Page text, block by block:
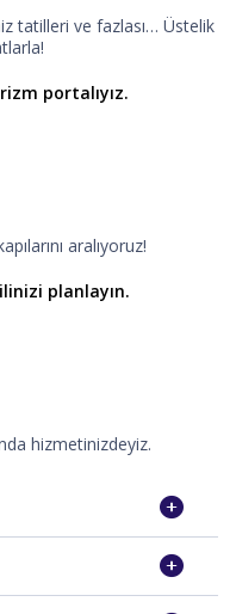
tatilleri ve fazlası… Üstelik
portalıyız.
aralıyoruz!
planlayın.
hizmetinizdeyiz.